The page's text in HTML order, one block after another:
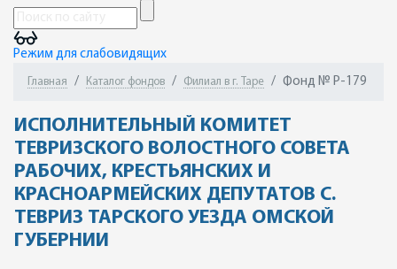
Режим для слабовидящих
Главная Каталог фондов Филиал в г. Таре Фонд № Р-179
ИСПОЛНИТЕЛЬНЫЙ КОМИТЕТ
ТЕВРИЗСКОГО ВОЛОСТНОГО СОВЕТА
РАБОЧИХ, КРЕСТЬЯНСКИХ И
КРАСНОАРМЕЙСКИХ ДЕПУТАТОВ С.
ТЕВРИЗ ТАРСКОГО УЕЗДА ОМСКОЙ
ГУБЕРНИИ